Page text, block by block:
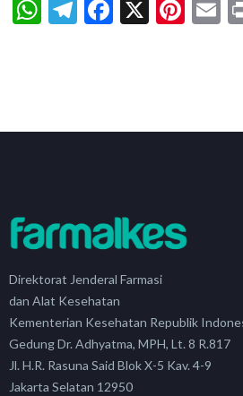
WhatsApp
Telegram
Facebook
X
Direktorat Jenderal Farmasi
dan Alat Kesehatan
Kementerian Kesehatan Republik
Gedung Dr. Adhyatma, MPH, Lt. 8 R.817
Jl. H.R. Rasuna Said Blok X-5 Kav. 4-9
Jakarta Selatan 12950